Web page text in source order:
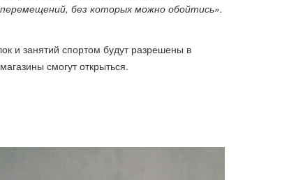
без которых можно обойтись».
и занятий спортом будут разрешены в
смогут открыться.